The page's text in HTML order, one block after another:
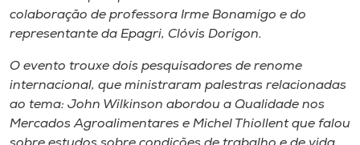
colaboração de professora Irme Bonamigo e do
representante da Epagri, Clóvis Dorigon.
O evento trouxe dois pesquisadores de renome
internacional, que ministraram palestras relacionadas
ao tema: John Wilkinson abordou a Qualidade nos
Mercados Agroalimentares e Michel Thiollent que falou